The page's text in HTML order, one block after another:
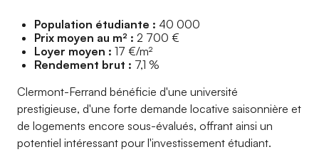
Population étudiante : 40 000
Prix moyen au m² : 2 700 €
Loyer moyen : 17 €/m²
Rendement brut : 7,1 %
Clermont-Ferrand bénéficie d'une université
prestigieuse, d'une forte demande locative saisonnière et
de logements encore sous-évalués, offrant ainsi un
potentiel intéressant pour l'investissement étudiant.